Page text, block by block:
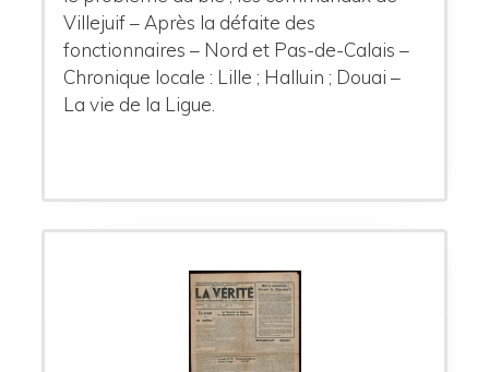
Villejuif – Après la défaite des
fonctionnaires – Nord et Pas-de-Calais –
Chronique locale : Lille ; Halluin ; Douai –
La vie de la Ligue.